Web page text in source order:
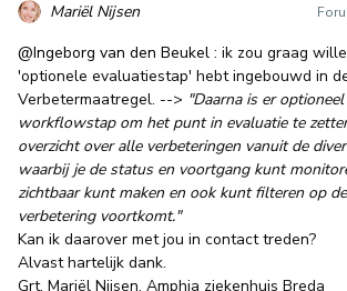
Mariël Nijsen
@Ingeborg van den Beukel : ik zou graag
'optionele evaluatiestap' hebt ingebouwd in
Verbetermaatregel. --> "Daarna is er
workflowstap om het punt in evaluatie te
overzicht over alle verbeteringen vanuit de
waarbij je de status en voortgang kunt
zichtbaar kunt maken en ook kunt filteren op
verbetering voortkomt."
Kan ik daarover met jou in contact treden?
Alvast hartelijk dank.
Grt, Mariël Nijsen, Amphia ziekenhuis Breda